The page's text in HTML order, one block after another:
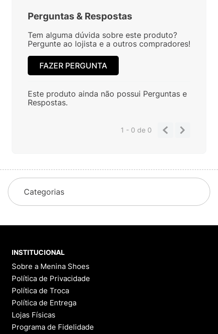
Perguntas & Respostas
Tem alguma dúvida sobre este produto?
Pergunte ao lojista e a outros compradores!
FAZER PERGUNTA
Este produto ainda não possui Perguntas e
Respostas.
1 - 0de 0
Categorias
INSTITUCIONAL
Sobre a Menina Shoes
Política de Privacidade
Política de Troca
Política de Entrega
Lojas Físicas
Programa de Fidelidade